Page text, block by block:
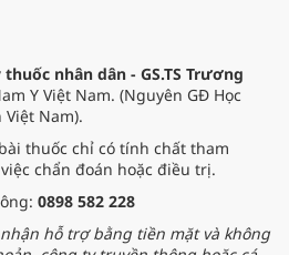
thuốc nhân dân - GS.TS Trương
Y Việt Nam. (Nguyên GĐ Học
Nam).
thuốc chỉ có tính chất tham
chẩn đoán hoặc điều trị.
0898 582 228
hỗ trợ bằng tiền mặt và không